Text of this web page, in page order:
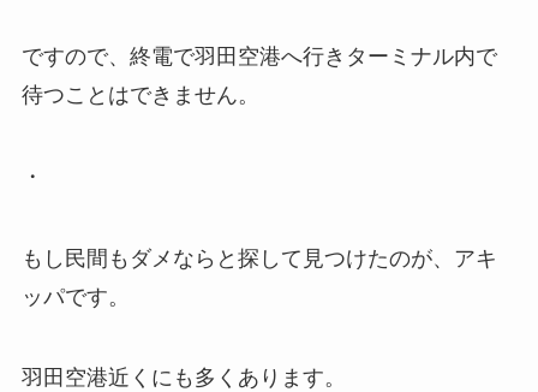
ですので、終電で羽田空港へ行きターミナル内で
待つことはできません。
・
もし民間もダメならと探して見つけたのが、アキ
ッパです。
羽田空港近くにも多くあります。